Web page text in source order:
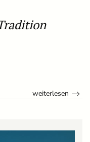
weiterlesen